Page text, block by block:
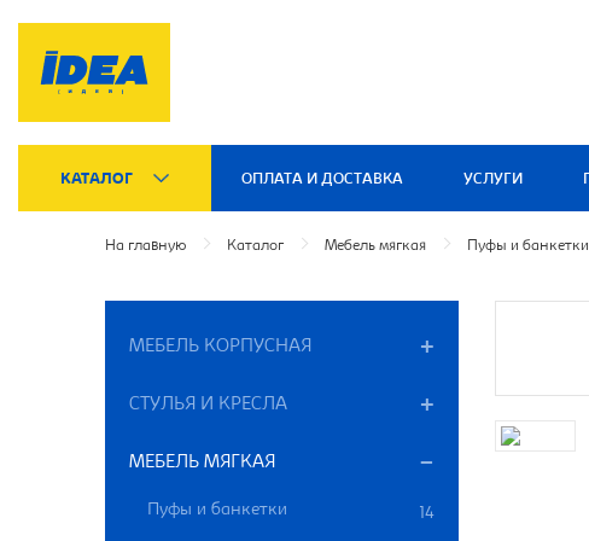
КАТАЛОГ ОПЛАТА И ДОСТАВКА УСЛУГИ
На главную Каталог Мебель мягкая Пуфы и банкетки
МЕБЕЛЬ КОРПУСНАЯ
СТУЛЬЯ И КРЕСЛА
МЕБЕЛЬ МЯГКАЯ
Пуфы и банкетки
14